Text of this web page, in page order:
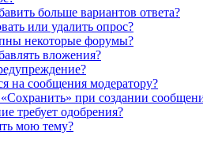
больше вариантов ответа?
или удалить опрос?
некоторые форумы?
вложения?
на сообщения модератору?
при создании
требует одобрения?
мою тему?